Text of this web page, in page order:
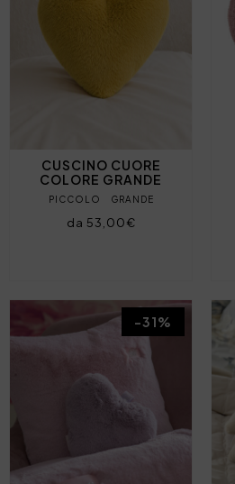
CUSCINO CUORE
COLORE GRANDE
PICCOLO GRANDE
da 53,00€
-31%